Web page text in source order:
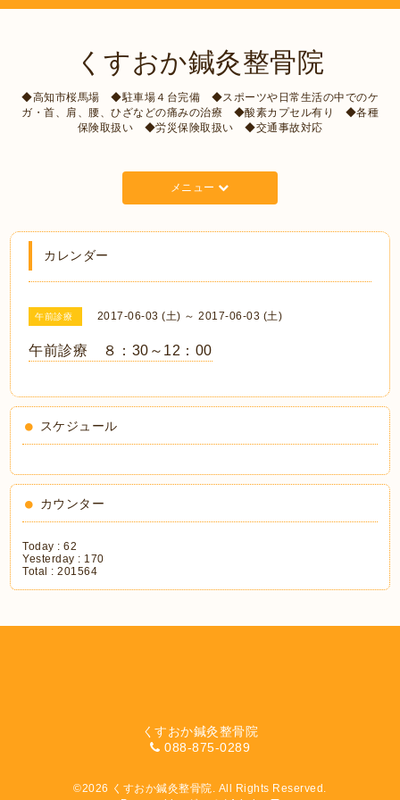
くすおか鍼灸整骨院
◆高知市桜馬場 ◆駐車場４台完備 ◆スポーツや日常生活の中でのケ
ガ・首、肩、腰、ひざなどの痛みの治療 ◆酸素カプセル有り ◆各種
保険取扱い ◆労災保険取扱い ◆交通事故対応
メニュー
カレンダー
午前診療 2017-06-03 (土) ～ 2017-06-03 (土)
午前診療 ８：30～12：00
スケジュール
カウンター
Today :62
Yesterday : 170
Total :201564
くすおか鍼灸整骨院
088-875-0289
©2026 くすおか鍼灸整骨院. All Rights Reserved.